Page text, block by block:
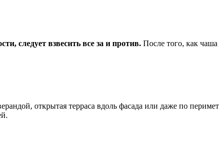
следует взвесить все за и против. После того, как
открытая терраса вдоль фасада или даже по